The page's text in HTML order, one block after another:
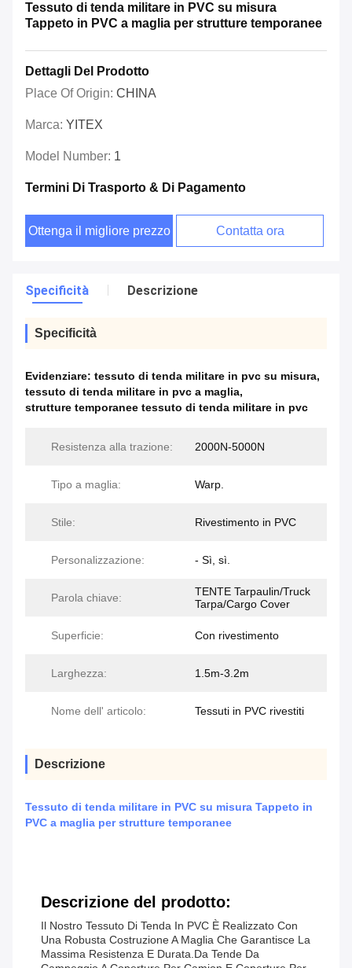
Tessuto di tenda militare in PVC su misura
Tappeto in PVC a maglia per strutture temporanee
Dettagli Del Prodotto
Place Of Origin: CHINA
Marca: YITEX
Model Number: 1
Termini Di Trasporto & Di Pagamento
Ottenga il migliore prezzo Contatta ora
Specificità Descrizione
Specificità
Evidenziare: tessuto di tenda militare in pvc su misura,
tessuto di tenda militare in pvc a maglia,
strutture temporanee tessuto di tenda militare in pvc
Resistenza alla trazione: 2000N-5000N
Tipo a maglia: Warp.
Stile: Rivestimento in PVC
Personalizzazione: - Sì, sì.
Parola chiave:
TENTE Tarpaulin/Truck
Tarpa/Cargo Cover
Superficie: Con rivestimento
Larghezza: 1.5m-3.2m
Nome dell' articolo: Tessuti in PVC rivestiti
Descrizione
Tessuto di tenda militare in PVC su misura Tappeto in
PVC a maglia per strutture temporanee
Descrizione del prodotto:
Il Nostro Tessuto Di Tenda In PVC È Realizzato Con
Una Robusta Costruzione A Maglia Che Garantisce La
Massima Resistenza E Durata.da Tende Da